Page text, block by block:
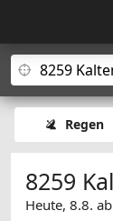
Regen
8259
Heute, 8.8.